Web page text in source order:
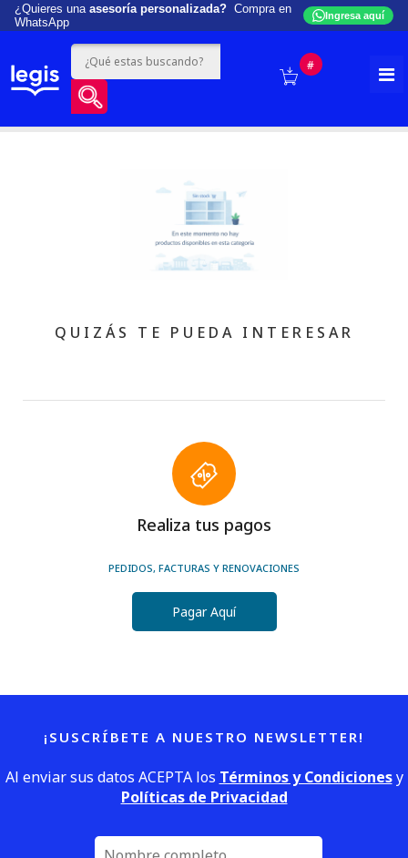
¿Quieres una asesoría personalizada? Compra en
WhatsApp
Ingresa aquí
#
QUIZÁS TE PUEDA INTERESAR
Realiza tus pagos
PEDIDOS, FACTURAS Y RENOVACIONES
Pagar Aquí
¡SUSCRÍBETE A NUESTRO NEWSLETTER!
Al enviar sus datos ACEPTA los Términos y Condicionesy
Políticas de Privacidad